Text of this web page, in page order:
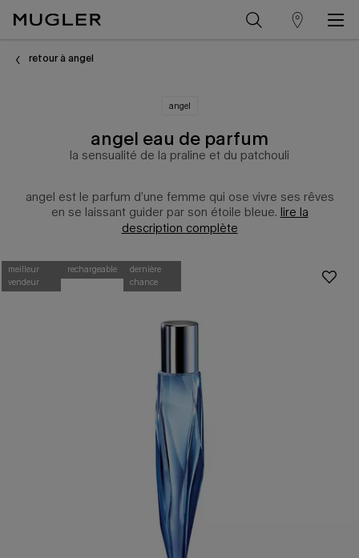
trouver
retour à angel
angel
angel eau de parfum
la sensualité de la praline et du patchouli
angel est le parfum d’une femme qui ose vivre ses rêves
en se laissant guider par son étoile bleue. lire la
description complète
meilleur
vendeur
rechargeable
dernière
chance